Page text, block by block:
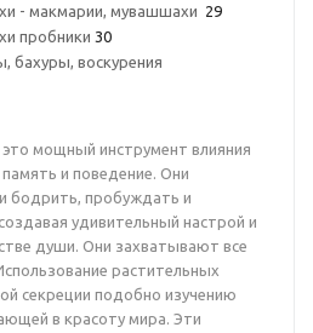
- макмарии, мувашшахи 29
пробники 30
бахуры, воскурения
мощный инструмент влияния
и поведение. Они
бодрить, пробуждать и
удивительный настрой и
души. Они захватывают все
растительных
секреции подобно изучению
в красоту мира. Эти